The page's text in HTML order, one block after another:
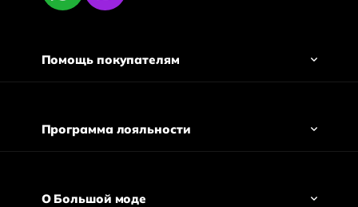
Помощь покупателям
Программа лояльности
О Большой моде